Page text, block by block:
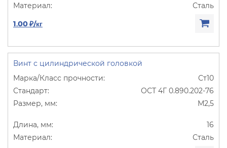
Сталь
1.00 ₽/кг
Винт с цилиндрической головкой
Ст10
ОСТ 4Г 0.890.202-76
М2,5
16
Сталь